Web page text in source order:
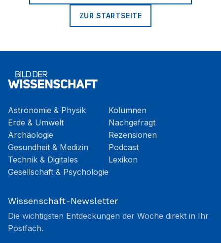
ZUR STARTSEITE
Astronomie & Physik
Erde & Umwelt
Archäologie
Gesundheit & Medizin
Technik & Digitales
Gesellschaft & Psychologie
Kolumnen
Nachgefragt
Rezensionen
Podcast
Lexikon
Wissenschaft-Newsletter
Die wichtigsten Entdeckungen der Woche direkt in Ihr
Postfach.